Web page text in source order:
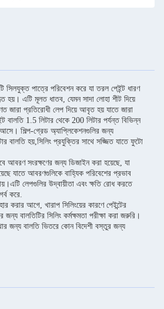
সিলযুক্ত পাত্রে পরিবেশন করে যা তরল পেইন্ট ধারণ
হয়। এটি মূলত ধাতব, যেমন সাদা লোহা শীট দিয়ে
জারা প্রতিরোধী লেপ দিয়ে আবৃত হয় যাতে জারা
বালতি 1.5 লিটার থেকে 200 লিটার পর্যন্ত বিভিন্ন
আসে। শিল্প-গ্রেড অ্যাপ্লিকেশনগুলির জন্য
বালতি হয়,সিলিং প্রযুক্তির সাথে সজ্জিত যাতে ফুটো
আবরণ সংরক্ষণের জন্য ডিজাইন করা হয়েছে, যা
যাতে আবরণগুলিকে বাহ্যিক পরিবেশের প্রভাব
লেপগুলির উদ্বায়ীতা এবং ক্ষতি রোধ করতে
করে.
করার আগে, খারাপ সিলিংয়ের কারণে পেইন্টের
বালতিটির সিলিং কর্মক্ষমতা পরীক্ষা করা জরুরি।
জন্য বালতি ভিতরে কোন বিদেশী বস্তুর জন্য